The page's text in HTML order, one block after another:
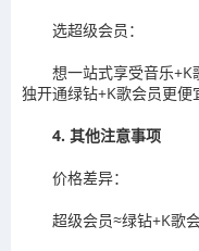
选超级会员：
想一站式享受音乐
独开通绿钻+K歌会员更便
4. 其他注意事项
价格差异：
超级会员≈绿钻+K歌